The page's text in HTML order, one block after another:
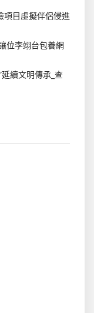
項目虛擬伴侶侵進
位李翊台包養網
續文明傳承_查